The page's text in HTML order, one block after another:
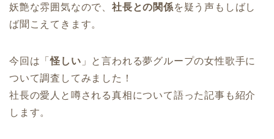
妖艶な雰囲気なので、 社長との関係を疑う声もしばし
ば聞こえてきます。
今回は「怪しい 」と言われる夢グループの女性歌手に
ついて調査してみました！
社長の愛人と噂される真相について語った記事も紹介
します。